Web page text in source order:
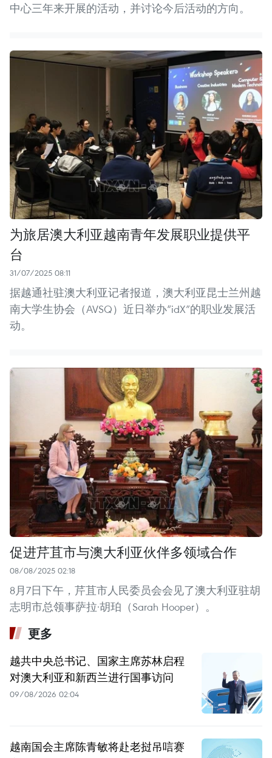
中心三年来开展的活动，并讨论今后活动的方向。 ​
为旅居澳大利亚越南青年发展职业提供平
台
31/07/2025 08:11
据越通社驻澳大利亚记者报道，澳大利亚昆士兰州越
南大学生协会（AVSQ）近日举办“idX”的职业发展活
动。
促进芹苴市与澳大利亚伙伴多领域合作
08/08/2025 02:18
8月7日下午，芹苴市人民委员会会见了澳大利亚驻胡
志明市总领事萨拉·胡珀（Sarah Hooper）。
更多
越共中央总书记、国家主席苏林启程
对澳大利亚和新西兰进行国事访问
09/08/2026 02:04
越南国会主席陈青敏将赴老挝吊唁赛